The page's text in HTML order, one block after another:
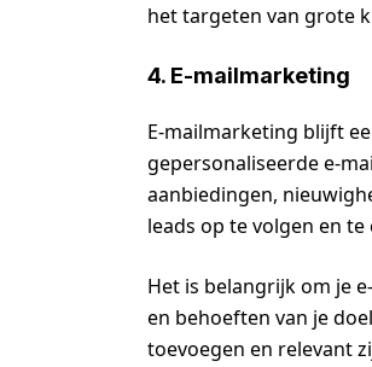
het targeten van grote
4. E-mailmarketing
E-mailmarketing blijft
gepersonaliseerde e-
aanbiedingen,
leads op te volgen en
Het is belangrijk om je
en behoeften van je
toevoegen en relevant